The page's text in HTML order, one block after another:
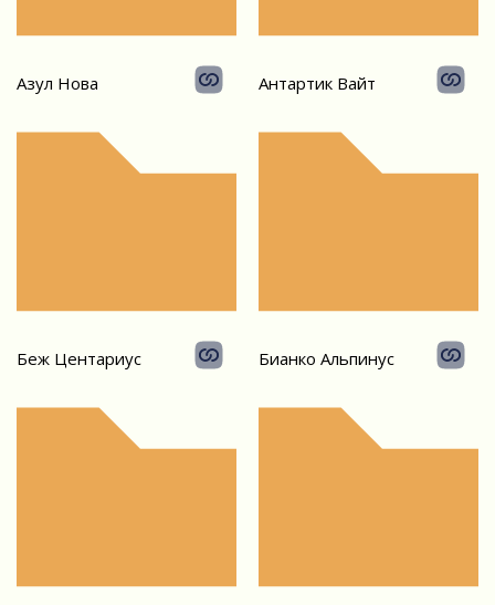
Азул Нова Антартик Вайт
Беж Центариус Бианко Альпинус